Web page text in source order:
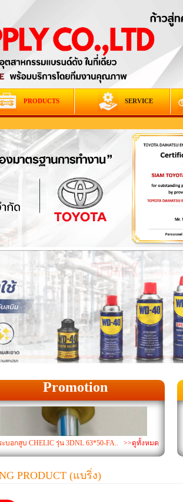
PRODUCTS SERVICE
Promotion
ะบอกสูบ CHELIC รุ่น 3DNL 63*50-FA.. >>ดูทั้งหมด
PRODUCT (แบริ่ง)